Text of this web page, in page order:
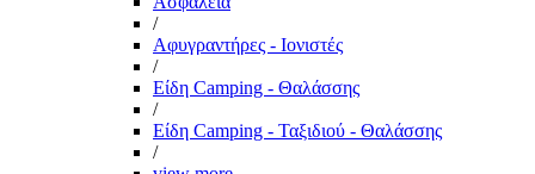
/
Αφυγραντήρες - Ιονιστές
/
Είδη Camping - Θαλάσσης
/
Είδη Camping - Ταξιδιού - Θαλάσσης
/